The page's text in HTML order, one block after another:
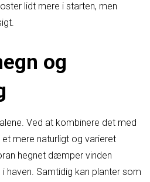
lidt mere i starten, men
og
Ved at kombinere det med
mere naturligt og varieret
hegnet dæmper vinden
haven. Samtidig kan planter som